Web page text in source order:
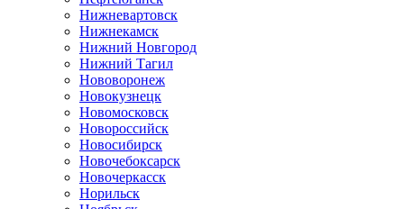
Нижневартовск
Нижнекамск
Нижний Новгород
Нижний Тагил
Нововоронеж
Новокузнецк
Новомосковск
Новороссийск
Новосибирск
Новочебоксарск
Новочеркасск
Норильск